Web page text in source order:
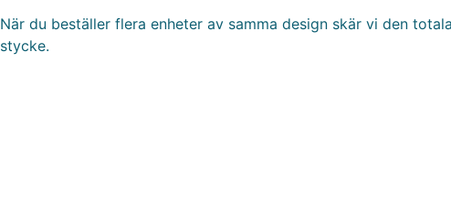
När du beställer flera enheter av samma design skär vi den
stycke.